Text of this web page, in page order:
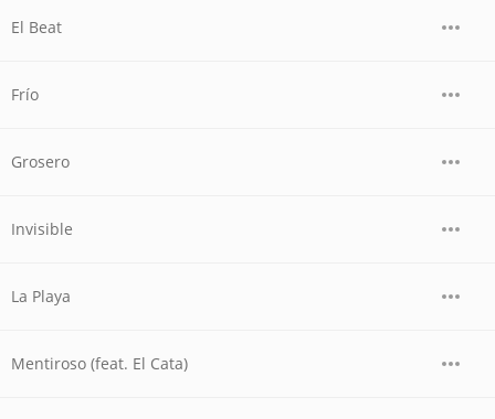
El Beat
Frío
Grosero
Invisible
La Playa
Mentiroso (feat. El Cata)